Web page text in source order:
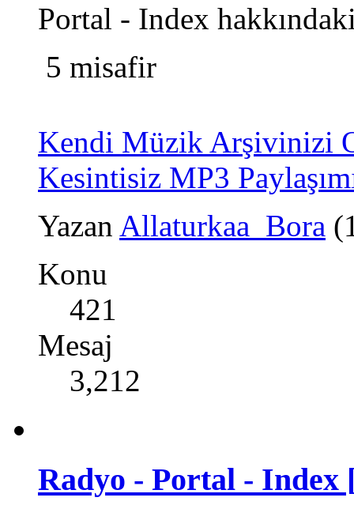
Portal - Index
5 misafir
Kendi Müzik Arşivinizi
Kesintisiz MP3
Yazan Allaturkaa_Bora
Konu
421
Mesaj
3,212
Radyo - Portal - Index